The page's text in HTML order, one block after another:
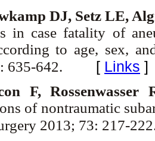
DJ, Setz LE,
in case fatality of
to age, sex,
635-642. [ Links ]
F,
of nontraumatic
2013; 73: 217-